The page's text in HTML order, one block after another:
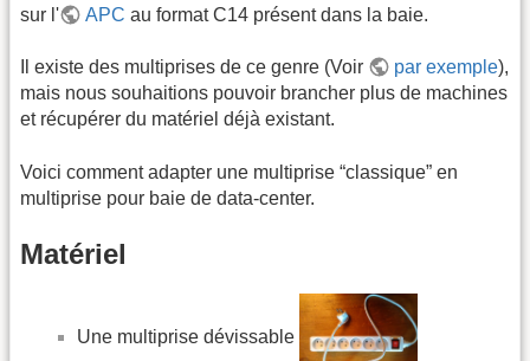
sur l'
APC au format C14 présent dans la baie.
Il existe des multiprises de ce genre (Voir par exemple),
mais nous souhaitions pouvoir brancher plus de machines
et récupérer du matériel déjà existant.
Voici comment adapter une multiprise “classique” en
multiprise pour baie de data-center.
Matériel
Une multiprise dévissable